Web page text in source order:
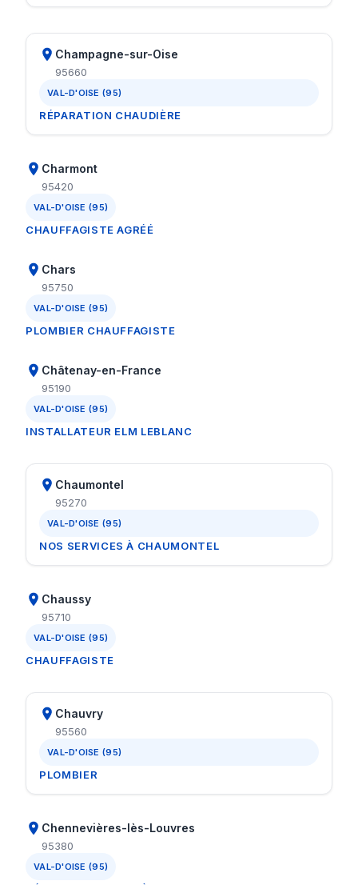
Champagne-sur-Oise
95660
VAL-D'OISE (95)
RÉPARATION CHAUDIÈRE
Charmont
95420
VAL-D'OISE (95)
CHAUFFAGISTE AGRÉÉ
Chars
95750
VAL-D'OISE (95)
PLOMBIER CHAUFFAGISTE
Châtenay-en-France
95190
VAL-D'OISE (95)
INSTALLATEUR ELM LEBLANC
Chaumontel
95270
VAL-D'OISE (95)
NOS SERVICES À CHAUMONTEL
Chaussy
95710
VAL-D'OISE (95)
CHAUFFAGISTE
Chauvry
95560
VAL-D'OISE (95)
PLOMBIER
Chennevières-lès-Louvres
95380
VAL-D'OISE (95)